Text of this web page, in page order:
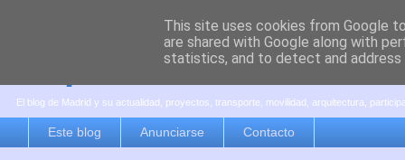
es por madrid
El blog de Madrid y su actualidad, proyectos, transporte, movilidad, arquitectura,
Este blog Anunciarse Contacto
This site uses cookies from Google
are shared with Google along with
statistics, and to detect and address